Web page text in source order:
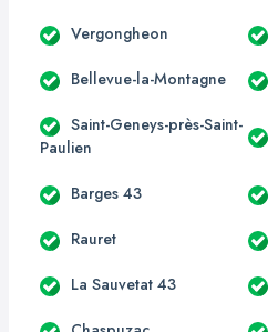
Vergongheon
Bellevue-la-Montagne
Saint-Geneys-près-Saint-
Paulien
Barges 43
Rauret
La Sauvetat 43